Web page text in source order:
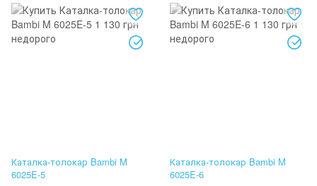
Каталка-толокар Bambi M
6025E-5
Каталка-толокар Bambi M
6025E-6